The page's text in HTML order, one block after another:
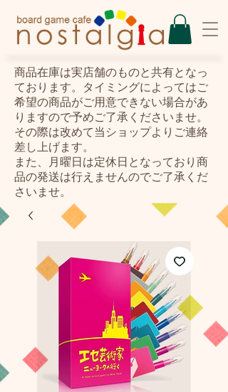
​商品在庫は実店舗のものと共有となっ
ております。タイミングによってはご
希望の商品がご用意できない場合があ
りますので予めご了承くださいませ。
その際は改めて当ショップよりご連絡
差し上げます。
また、月曜日は定休日となっており商
品の発送は行えませんのでご了承くだ
さいませ。